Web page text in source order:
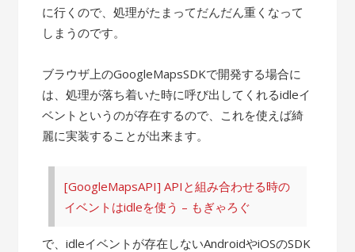
に行くので、処理がたまってだんだん重くなって
しまうのです。
ブラウザ上のGoogleMapsSDKで開発する場合に
は、処理が落ち着いた時に呼び出してくれるidleイ
ベントというのが存在するので、これを使えば綺
麗に実装することが出来ます。
[GoogleMapsAPI] APIと組み合わせる時の
イベントはidleを使う – もぎゃろぐ
で、idleイベントが存在しないAndroidやiOSのSDK